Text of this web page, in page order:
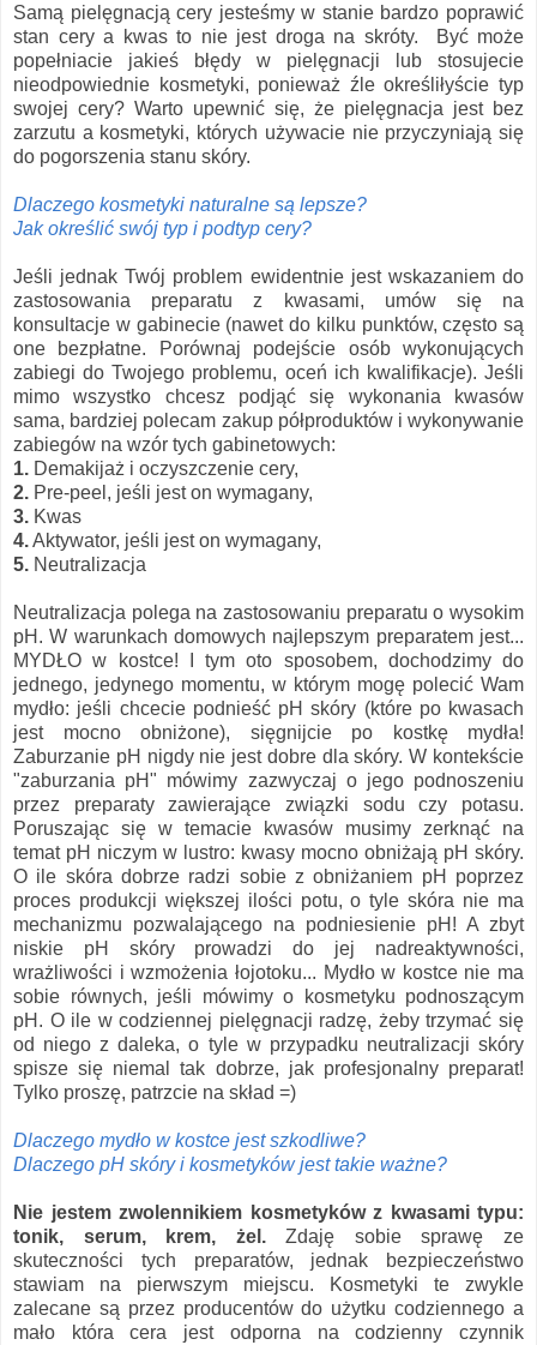
Samą pielęgnacją cery jesteśmy w stanie bardzo poprawić
stan cery a kwas to nie jest droga na skróty. Być może
popełniacie jakieś błędy w pielęgnacji lub stosujecie
nieodpowiednie kosmetyki, ponieważ źle określiłyście typ
swojej cery? Warto upewnić się, że pielęgnacja jest bez
zarzutu a kosmetyki, których używacie nie przyczyniają się
do pogorszenia stanu skóry.
Dlaczego kosmetyki naturalne są lepsze?
Jak określić swój typ i podtyp cery?
Jeśli jednak Twój problem ewidentnie jest wskazaniem do
zastosowania preparatu z kwasami, umów się na
konsultacje w gabinecie (nawet do kilku punktów, często są
one bezpłatne. Porównaj podejście osób wykonujących
zabiegi do Twojego problemu, oceń ich kwalifikacje). Jeśli
mimo wszystko chcesz podjąć się wykonania kwasów
sama, bardziej polecam zakup półproduktów i wykonywanie
zabiegów na wzór tych gabinetowych:
1. Demakijaż i oczyszczenie cery,
2. Pre-peel, jeśli jest on wymagany,
3. Kwas
4.Aktywator, jeśli jest on wymagany,
5. Neutralizacja
Neutralizacja polega na zastosowaniu preparatu o wysokim
pH. W warunkach domowych najlepszym preparatem jest...
MYDŁO w kostce! I tym oto sposobem, dochodzimy do
jednego, jedynego momentu, w którym mogę polecić Wam
mydło: jeśli chcecie podnieść pH skóry (które po kwasach
jest mocno obniżone), sięgnijcie po kostkę mydła!
Zaburzanie pH nigdy nie jest dobre dla skóry. W kontekście
"zaburzania pH" mówimy zazwyczaj o jego podnoszeniu
przez preparaty zawierające związki sodu czy potasu.
Poruszając się w temacie kwasów musimy zerknąć na
temat pH niczym w lustro: kwasy mocno obniżają pH skóry.
O ile skóra dobrze radzi sobie z obniżaniem pH poprzez
proces produkcji większej ilości potu, o tyle skóra nie ma
mechanizmu pozwalającego na podniesienie pH! A zbyt
niskie pH skóry prowadzi do jej nadreaktywności,
wrażliwości i wzmożenia łojotoku... Mydło w kostce nie ma
sobie równych, jeśli mówimy o kosmetyku podnoszącym
pH. O ile w codziennej pielęgnacji radzę, żeby trzymać się
od niego z daleka, o tyle w przypadku neutralizacji skóry
spisze się niemal tak dobrze, jak profesjonalny preparat!
Tylko proszę, patrzcie na skład =)
Dlaczego mydło w kostce jest szkodliwe?
Dlaczego pH skóry i kosmetyków jest takie ważne?
Nie jestem zwolennikiem kosmetyków z kwasami typu:
tonik, serum, krem, żel.Zdaję sobie sprawę ze
skuteczności tych preparatów, jednak bezpieczeństwo
stawiam na pierwszym miejscu. Kosmetyki te zwykle
zalecane są przez producentów do użytku codziennego a
mało która cera jest odporna na codzienny czynnik